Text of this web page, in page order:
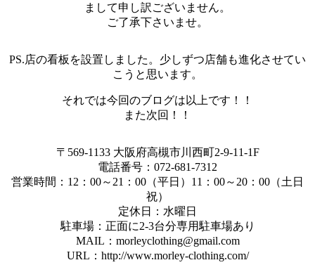
まして申し訳ございません。
ご了承下さいませ。
PS.店の看板を設置しました。少しずつ店舗も進化させてい
こうと思います。
それでは今回のブログは以上です！！
また次回！！
〒569-1133 大阪府高槻市川西町2-9-11-1F
電話番号：072-681-7312
営業時間：12：00～21：00（平日）11：00～20：00（土日
祝）
定休日：水曜日
駐車場：正面に2-3台分専用駐車場あり
MAIL：morleyclothing@gmail.com
URL：http://www.morley-clothing.com/